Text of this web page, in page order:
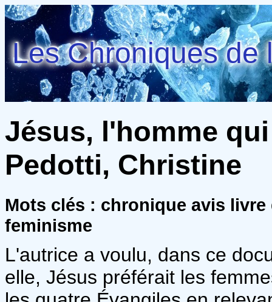
Les Chroniques de
Jésus, l'homme
Pedotti, Christine
Mots clés : chronique avis
feminisme
L'autrice a voulu, dans ce
elle, Jésus préférait les